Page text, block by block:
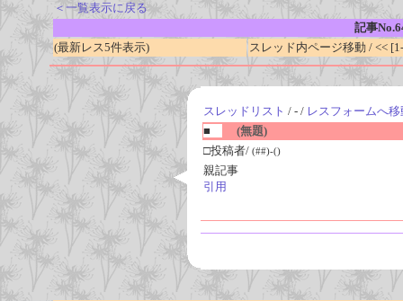
＜一覧表示に戻る
記事
(最新レス5件表示)
スレッド内ページ移動 / <<
スレッドリスト / - / レスフォームへ移
■
(無題)
□投稿者/ (##)-()
親記事
引用